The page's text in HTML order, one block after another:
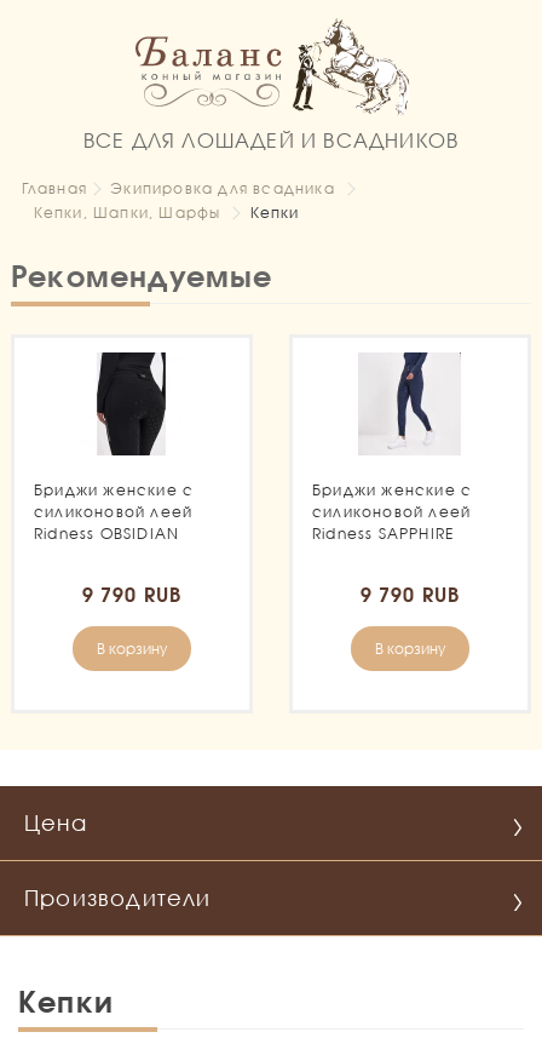
ВСЕ ДЛЯ ЛОШАДЕЙ И ВСАДНИКОВ
Главная
Экипировка для всадника
Кепки, Шапки, Шарфы
Кепки
Рекомендуемые
Бриджи женские с
силиконовой леей
Ridness OBSIDIAN
9 790 RUB
В корзину
Бриджи женские с
силиконовой леей
Ridness SAPPHIRE
9 790 RUB
В корзину
Цена
Производители
Кепки